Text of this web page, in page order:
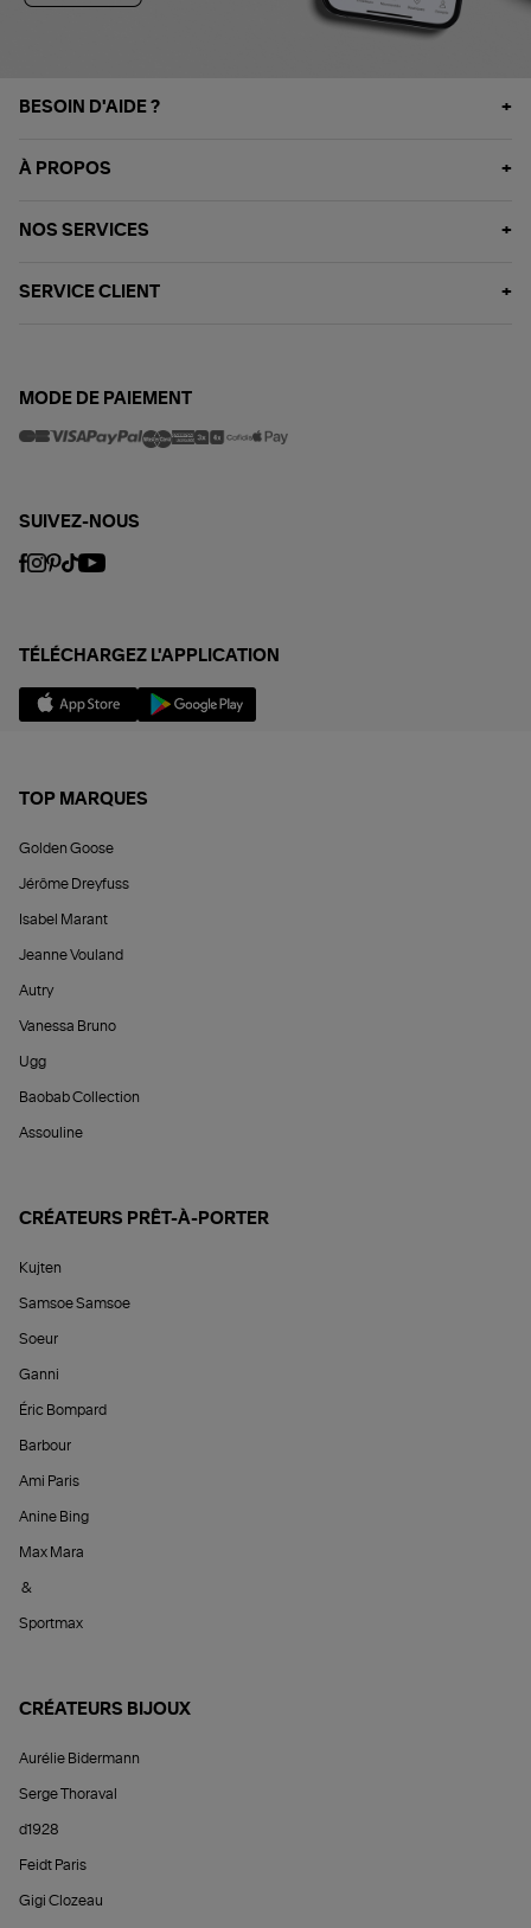
BESOIN D'AIDE ?
À PROPOS
NOS SERVICES
SERVICE CLIENT
MODE DE PAIEMENT
SUIVEZ-NOUS
TÉLÉCHARGEZ L'APPLICATION
TOP MARQUES
Golden Goose
Jérôme Dreyfuss
Isabel Marant
Jeanne Vouland
Autry
Vanessa Bruno
Ugg
Baobab Collection
Assouline
CRÉATEURS PRÊT-À-PORTER
Kujten
Samsoe Samsoe
Soeur
Ganni
Éric Bompard
Barbour
Ami Paris
Anine Bing
Max Mara
&
Sportmax
CRÉATEURS BIJOUX
Aurélie Bidermann
Serge Thoraval
d1928
Feidt Paris
Gigi Clozeau